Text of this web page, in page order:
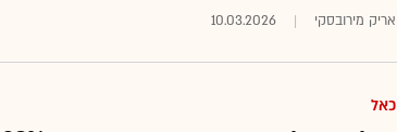
אריק מירובסקי 10.03.2026
כאל